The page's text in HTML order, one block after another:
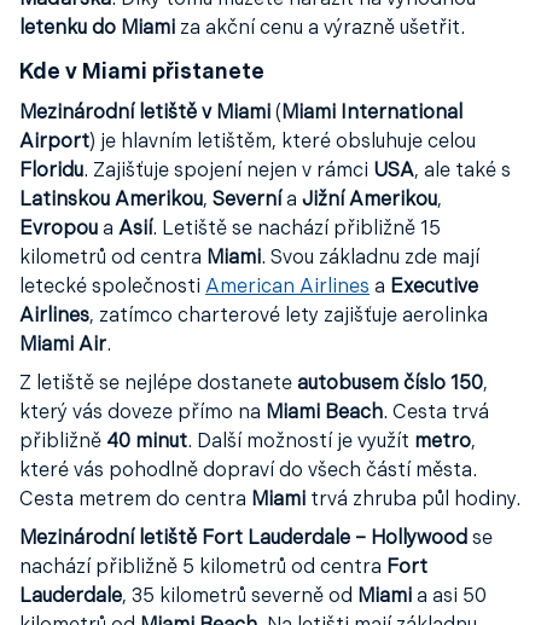
letenku do Miami za akční cenu a výrazně ušetřit.
Kde v Miami přistanete
Mezinárodní letiště v Miami ( Miami International
Airport) je hlavním letištěm, které obsluhuje celou
Floridu. Zajišťuje spojení nejen v rámci USA, ale také s
Latinskou Amerikou, Severní a Jižní Amerikou,
Evropou a Asií. Letiště se nachází přibližně 15
kilometrů od centra Miami. Svou základnu zde mají
letecké společnosti American Airlines a Executive
Airlines, zatímco charterové lety zajišťuje aerolinka
Miami Air.
Z letiště se nejlépe dostanete autobusem číslo 150,
který vás doveze přímo na Miami Beach. Cesta trvá
přibližně 40 minut. Další možností je využít metro,
které vás pohodlně dopraví do všech částí města.
Cesta metrem do centra Miami trvá zhruba půl hodiny.
Mezinárodní letiště Fort Lauderdale – Hollywood se
nachází přibližně 5 kilometrů od centra Fort
Lauderdale, 35 kilometrů severně od Miami a asi 50